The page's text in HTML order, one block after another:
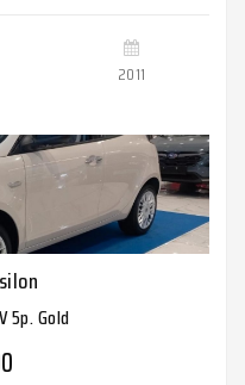
2011
5p. Gold